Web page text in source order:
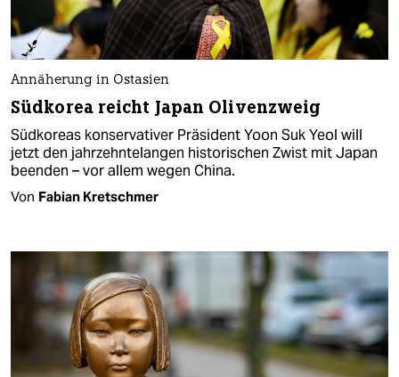
Annäherung in Ostasien
Südkorea reicht Japan Olivenzweig
Südkoreas konservativer Präsident Yoon Suk Yeol will
jetzt den jahrzehntelangen historischen Zwist mit Japan
beenden – vor allem wegen China.
Von Fabian Kretschmer